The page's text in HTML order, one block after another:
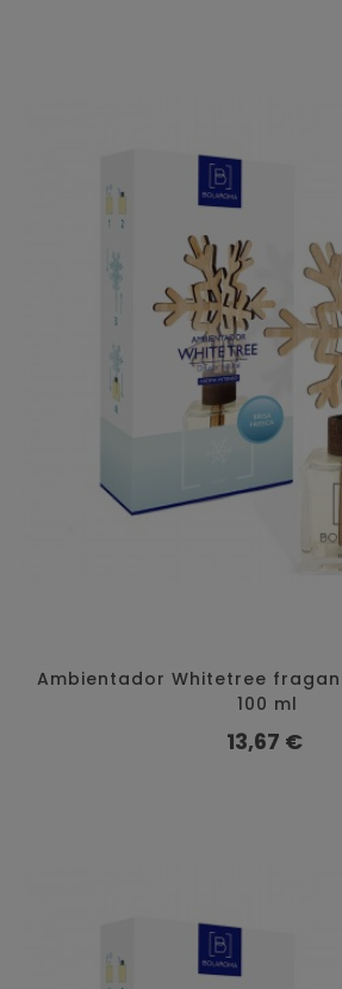
Ambientador Whitetree
100 ml
Preço
13,67 €